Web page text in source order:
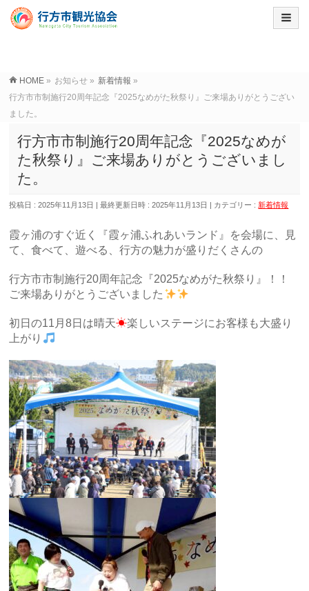
HOME » お知らせ » 新着情報 »
行方市市制施行20周年記念『2025なめがた秋祭り』ご来場ありがとうござい
ました。
行方市市制施行20周年記念『2025なめが
た秋祭り』ご来場ありがとうございまし
た。
投稿日 : 2025年11月13日 最終更新日時 : 2025年11月13日 カテゴリー : 新着情報
霞ヶ浦のすぐ近く『霞ヶ浦ふれあいランド』を会場に、見
て、食べて、遊べる、行方の魅力が盛りだくさんの
行方市市制施行20周年記念『2025なめがた秋祭り』！！
ご来場ありがとうございました
初日の11月8日は晴天☀楽しいステージにお客様も大盛り
上がり